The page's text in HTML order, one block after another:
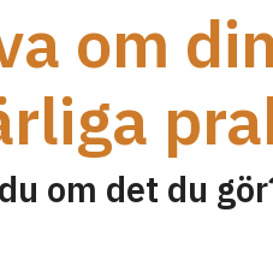
om
om det du